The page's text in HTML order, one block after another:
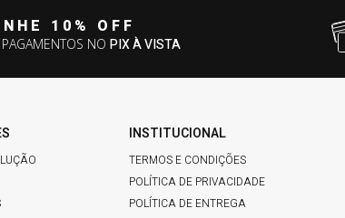
10% OFF
PAGAMENTOS NO PIX À VISTA
INSTITUCIONAL
TERMOS E CONDIÇÕES
POLÍTICA DE PRIVACIDADE
POLÍTICA DE ENTREGA